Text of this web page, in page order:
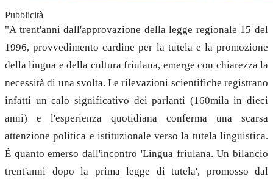
Pubblicità
"A trent'anni dall'approvazione della legge regionale 15 del
1996, provvedimento cardine per la tutela e la promozione
della lingua e della cultura friulana, emerge con chiarezza la
necessità di una svolta. Le rilevazioni scientifiche registrano
infatti un calo significativo dei parlanti (160mila in dieci
anni) e l'esperienza quotidiana conferma una scarsa
attenzione politica e istituzionale verso la tutela linguistica.
È quanto emerso dall'incontro 'Lingua friulana. Un bilancio
trent'anni dopo la prima legge di tutela', promosso dal